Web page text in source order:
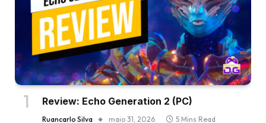
Review: Echo Generation 2 (PC)
Ruancarlo Silva maio 31, 2026 5 Mins Read